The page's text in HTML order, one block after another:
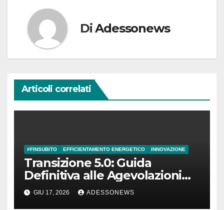
DiAdessonews
Articoli correlati
#FINSUBITO EFFICIENTAMENTO ENERGETICO INNOVAZIONE
Transizione 5.0: Guida
Definitiva alle Agevolazioni
GSE, Requisiti e Strategie di
Successo con Finsubito.org –
GIU 17, 2026 ADESSONEWS